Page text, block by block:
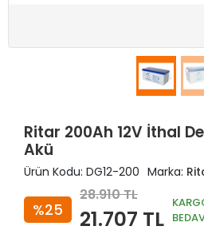
Ritar 200Ah 12V İthal
Akü
Ürün Kodu: DG12-200 Marka:
%25
28.910 TL
21.707 TL